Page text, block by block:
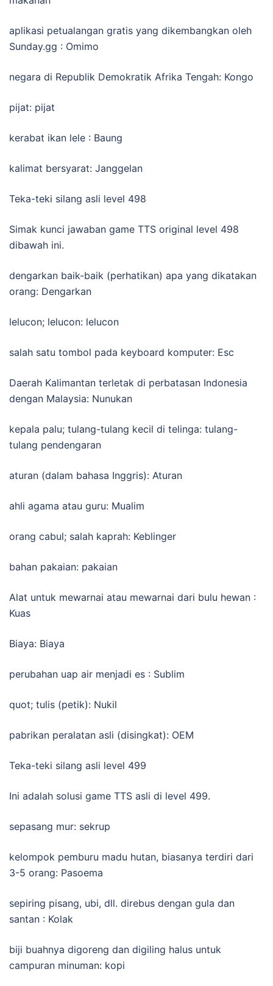
aplikasi petualangan gratis yang dikembangkan oleh
Sunday.gg : Omimo
negara di Republik Demokratik Afrika Tengah: Kongo
pijat: pijat
kerabat ikan lele : Baung
kalimat bersyarat: Janggelan
Teka-teki silang asli level 498
Simak kunci jawaban game TTS original level 498
dibawah ini.
dengarkan baik-baik (perhatikan) apa yang dikatakan
orang: Dengarkan
lelucon; lelucon: lelucon
salah satu tombol pada keyboard komputer: Esc
Daerah Kalimantan terletak di perbatasan Indonesia
dengan Malaysia: Nunukan
kepala palu; tulang-tulang kecil di telinga: tulang-
tulang pendengaran
aturan (dalam bahasa Inggris): Aturan
ahli agama atau guru: Mualim
orang cabul; salah kaprah: Keblinger
bahan pakaian: pakaian
Alat untuk mewarnai atau mewarnai dari bulu hewan :
Kuas
Biaya: Biaya
perubahan uap air menjadi es : Sublim
quot; tulis (petik): Nukil
pabrikan peralatan asli (disingkat): OEM
Teka-teki silang asli level 499
Ini adalah solusi game TTS asli di level 499.
sepasang mur: sekrup
kelompok pemburu madu hutan, biasanya terdiri dari
3-5 orang: Pasoema
sepiring pisang, ubi, dll. direbus dengan gula dan
santan : Kolak
biji buahnya digoreng dan digiling halus untuk
campuran minuman: kopi